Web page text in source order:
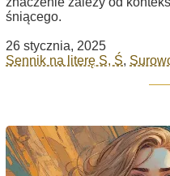
śniącego.
26 stycznia, 2025
Sennik na literę S, Ś,